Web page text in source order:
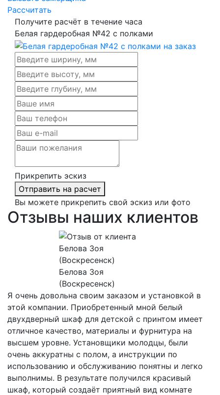
Рассчитать
Получите расчёт в течение часа
Белая гардеробная №42 с полками
Прикрепить эскиз
Отправить на расчет
Вы можете прикрепить свой эскиз или фото
Отзывы наших клиентов
Белова Зоя
(Воскресенск)
Я очень довольна своим заказом и установкой в
этой компании. Приобретенный мной белый
двухдверный шкаф для детской с принтом имеет
отличное качество, материалы и фурнитура на
высшем уровне. Установщики молодцы, были
очень аккуратны с полом, а инструкции по
использованию и обслуживанию понятны и легко
выполнимы. В результате получился красивый
шкаф, который создаёт приятный вид комнате